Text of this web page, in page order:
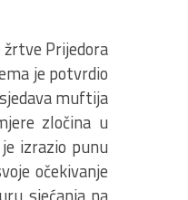
Prijedora
je potvrdio
muftija
zločina u
izrazio punu
očekivanje